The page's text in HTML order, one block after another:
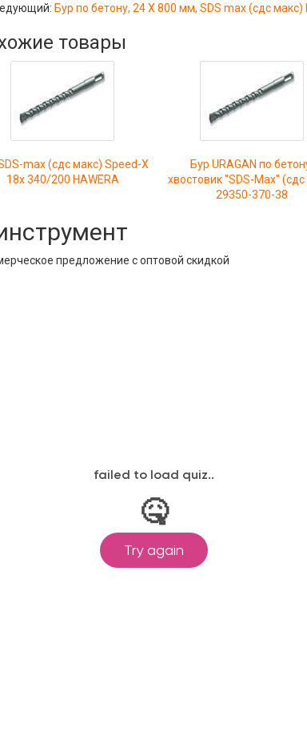
Бур по бетону, 24 Х 800 мм, SDS max (сдс макс)
товары
max (сдс макс) Speed-X
18х 340/200 HAWERA
Бур URAGAN по
хвостовик "SDS-Max"
29350-370-38
предложение с оптовой скидкой